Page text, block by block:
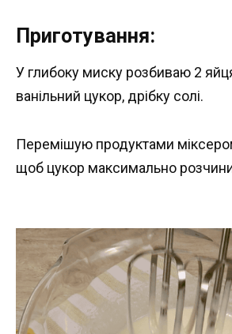
Приготування:
У глибоку миску розбиваю 2
ванільний цукор, дрібку солі.
Перемішую продуктами
щоб цукор максимально